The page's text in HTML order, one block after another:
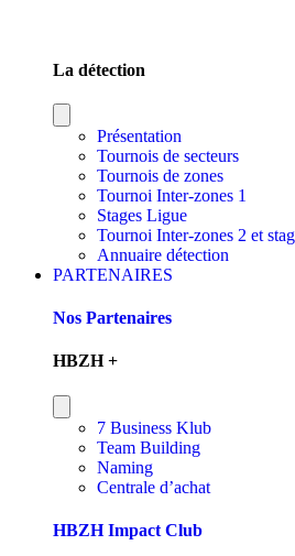
La détection
Présentation
Tournois de secteurs
Tournois de zones
Tournoi Inter-zones 1
Stages Ligue
Tournoi Inter-zones 2 et
Annuaire détection
PARTENAIRES
Nos Partenaires
HBZH +
7 Business Klub
Team Building
Naming
Centrale d’achat
HBZH Impact Club